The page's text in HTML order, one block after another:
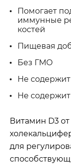
Помогает
иммунные
костей
Пищевая
Без ГМО
Не
Не
Витамин D3
для